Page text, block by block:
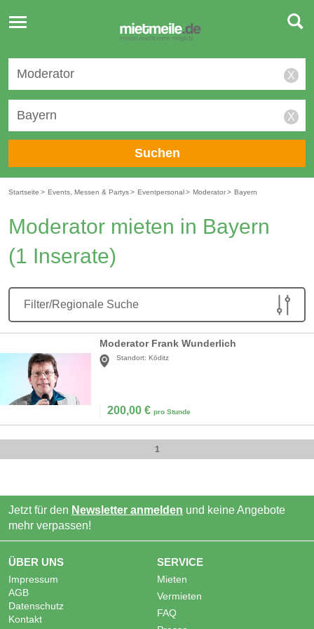
Toggle
navigation
X
X
Suchen
Startseite > Events, Messen & Partys> Eventpersonal> Moderator> Bayern
Moderator mieten in Bayern
(1 Inserate)
Filter/Regionale Suche
Moderator Frank Wunderlich
Standort: Köditz
200,00 € pro Stunde
1
Jetzt für den Newsletter anmelden und keine Angebote
mehr verpassen!
ÜBER UNS
Impressum
AGB
Datenschutz
Kontakt
SERVICE
Mieten
Vermieten
FAQ